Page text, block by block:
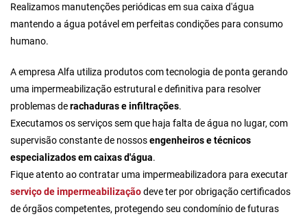
Realizamos manutenções periódicas em sua caixa d'água
mantendo a água potável em perfeitas condições para consumo
humano.
A empresa Alfa utiliza produtos com tecnologia de ponta gerando
uma impermeabilização estrutural e definitiva para resolver
problemas derachaduras e infiltrações.
Executamos os serviços sem que haja falta de água no lugar, com
supervisão constante de nossosengenheiros e técnicos
especializados em caixas d'água.
Fique atento aocontratar uma impermeabilizadora para executar
serviço de impermeabilizaçãodeve ter por obrigação certificados
de órgãos competentes, protegendo seu condomínio de futuras